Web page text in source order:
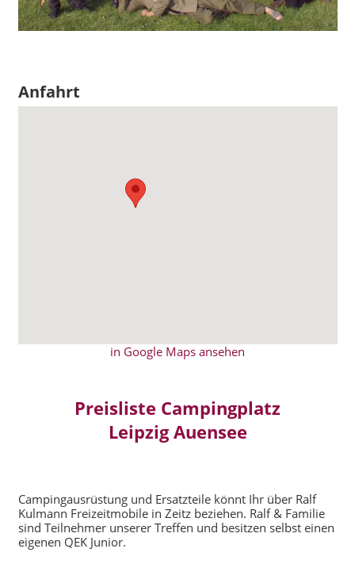
Anfahrt
in Google Maps ansehen
Preisliste Campingplatz
Leipzig Auensee
Campingausrüstung und Ersatzteile könnt Ihr über Ralf
Kulmann Freizeitmobile in Zeitz beziehen. Ralf & Familie
sind Teilnehmer unserer Treffen und besitzen selbst einen
eigenen QEK Junior.